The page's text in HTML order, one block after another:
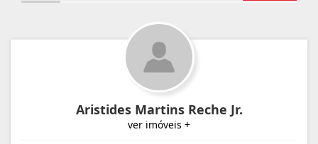
Aristides Martins Reche Jr.
ver imóveis +